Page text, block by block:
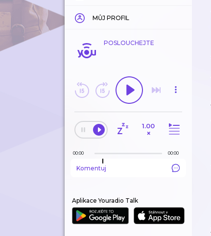
MŮJ PROFIL
POSLOUCHEJTE
1.00
×
00:00 00:00
Komentuj
Aplikace Youradio Talk